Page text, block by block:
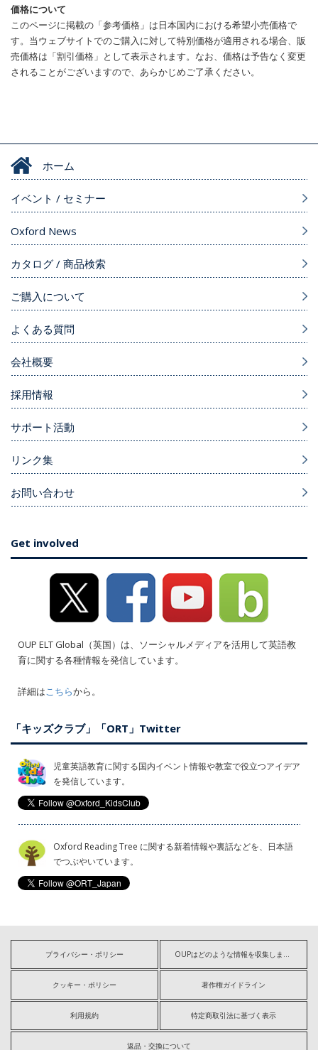
価格について
このページに掲載の「参考価格」は日本国内における希望小売価格で
す。当ウェブサイトでのご購入に対して特別価格が適用される場合、販
売価格は「割引価格」として表示されます。なお、価格は予告なく変更
されることがございますので、あらかじめご了承ください。
ホーム
イベント / セミナー
Oxford News
カタログ / 商品検索
ご購入について
よくある質問
会社概要
採用情報
サポート活動
リンク集
お問い合わせ
Get involved
OUP ELT Global（英国）は、ソーシャルメディアを活用して英語教
育に関する各種情報を発信しています。
詳細はこちらから。
「キッズクラブ」「ORT」Twitter
児童英語教育に関する国内イベント情報や教室で役立つアイデア
を発信しています。
Oxford Reading Tree に関する新着情報や裏話などを、日本語
でつぶやいています。
プライバシー・ポリシー OUPはどのような情報を収集しますか?
クッキー・ポリシー 著作権ガイドライン
利用規約 特定商取引法に基づく表示
返品・交換について